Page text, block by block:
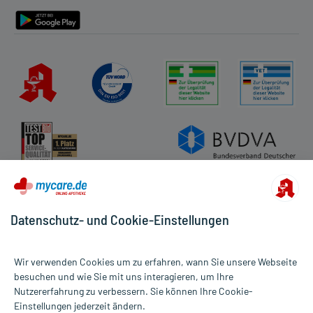
Alle Preise gelten inkl. MwSt., ggf. zzgl. Versandkosten
Informationen auf dieser Website werden ausschließlich für
Datenschutz- und Cookie-Einstellungen
Wir verwenden Cookies um zu erfahren, wann Sie unsere Webseite
besuchen und wie Sie mit uns interagieren, um Ihre
Nutzererfahrung zu verbessern. Sie können Ihre Cookie-
Einstellungen jederzeit ändern.